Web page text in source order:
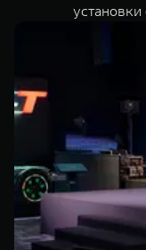
установки